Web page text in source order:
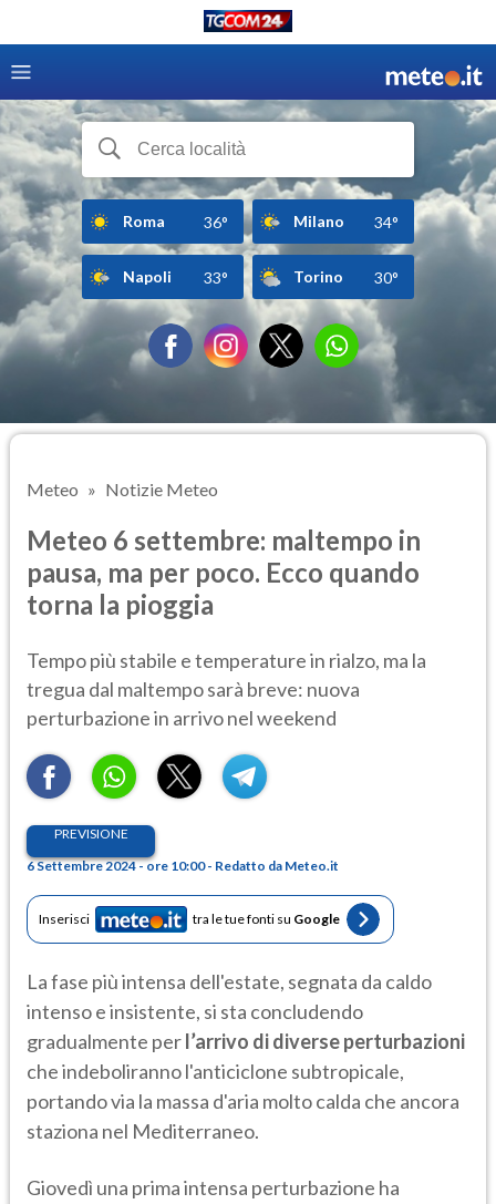
Roma 36° Milano 34°
Napoli 33° Torino 30°
Meteo Notizie Meteo
Meteo 6 settembre: maltempo in
pausa, ma per poco. Ecco quando
torna la pioggia
Tempo più stabile e temperature in rialzo, ma la
tregua dal maltempo sarà breve: nuova
perturbazione in arrivo nel weekend
PREVISIONE
6 Settembre 2024 - ore 10:00 - Redatto da Meteo.it
Inserisci tra le tue fonti su Google
La fase più intensa dell'estate, segnata da caldo
intenso e insistente, si sta concludendo
gradualmente perl’arrivo di diverse perturbazioni
che indeboliranno l'anticiclone subtropicale,
portando via la massa d'aria molto calda che ancora
staziona nel Mediterraneo.
Giovedì una prima intensa perturbazione ha